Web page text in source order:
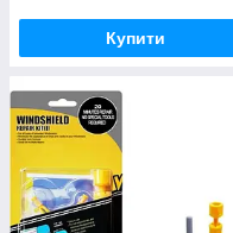
Купити